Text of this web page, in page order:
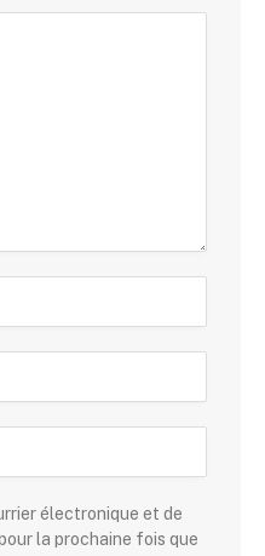
électronique et de
la prochaine fois que